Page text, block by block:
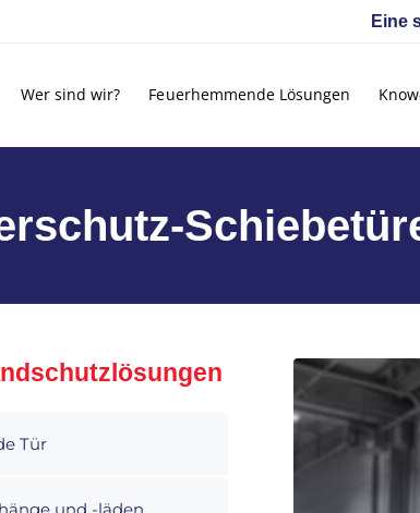
Eine
Wer sind wir? Feuerhemmende Lösungen
Tür
und -läden